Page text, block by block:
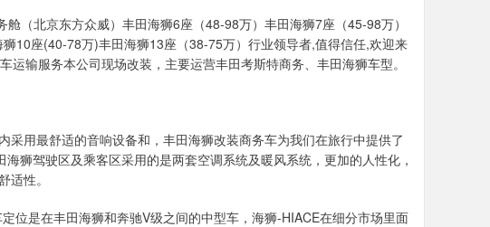
（北京东方众威）丰田海狮6座（48-98万）丰田海狮7座（45-98万）
10座(40-78万)丰田海狮13座（38-75万）行业领导者,值得信任,欢迎来
输服务本公司现场改装，主要运营丰田考斯特商务、丰田海狮车型。
用最舒适的音响设备和，丰田海狮改装商务车为我们在旅行中提供了
狮驾驶区及乘客区采用的是两套空调系统及暖风系统，更加的人性化，
性。
位是在丰田海狮和奔驰V级之间的中型车，海狮-HIACE在细分市场里面